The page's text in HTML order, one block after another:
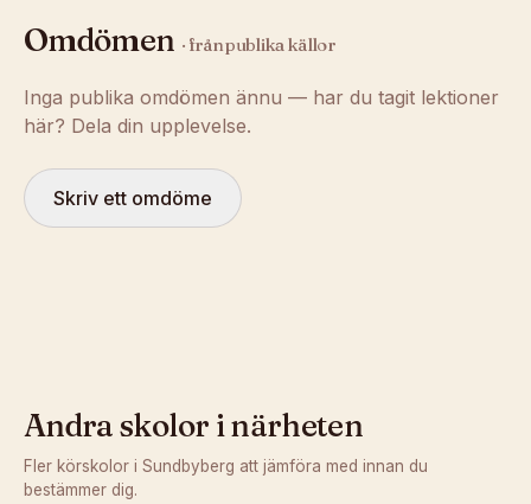
Omdömen · från publika källor
Inga publika omdömen ännu — har du tagit lektioner
här? Dela din upplevelse.
Skriv ett omdöme
Andra skolor i närheten
Fler körskolor i Sundbyberg att jämföra med innan du
bestämmer dig.